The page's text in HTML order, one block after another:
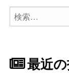
検
索:
最近